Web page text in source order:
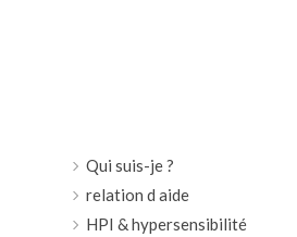
Qui suis-je ?
relation d aide
HPI & hypersensibilité